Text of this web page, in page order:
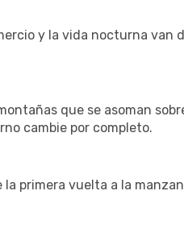
y la vida nocturna
que se asoman
cambie por completo.
primera vuelta a la